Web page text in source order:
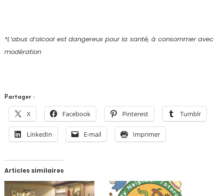
*L’abus d’alcool est dangereux pour la santé, à consommer avec
modération
Partager :
X Facebook Pinterest Tumblr
LinkedIn E-mail Imprimer
Articles similaires